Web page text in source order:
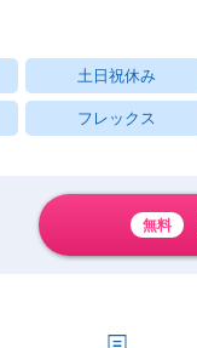
土日祝休み
フレックス
無料